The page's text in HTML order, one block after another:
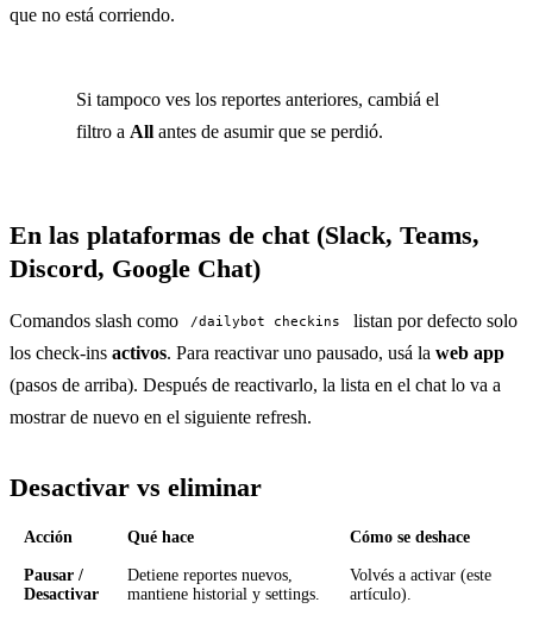
que no está corriendo.
Si tampoco ves los reportes anteriores, cambiá el
filtro a All antes de asumir que se perdió.
En las plataformas de chat (Slack, Teams,
Discord, Google Chat)
Comandos slash como /dailybot checkins
listan por defecto solo
los check-ins activos. Para reactivar uno pausado, usá la web app
(pasos de arriba). Después de reactivarlo, la lista en el chat lo va a
mostrar de nuevo en el siguiente refresh.
Desactivar vs eliminar
Acción Qué hace Cómo se deshace
Pausar /
Desactivar
Detiene reportes nuevos,
mantiene historial y settings.
Volvés a activar (este
artículo).